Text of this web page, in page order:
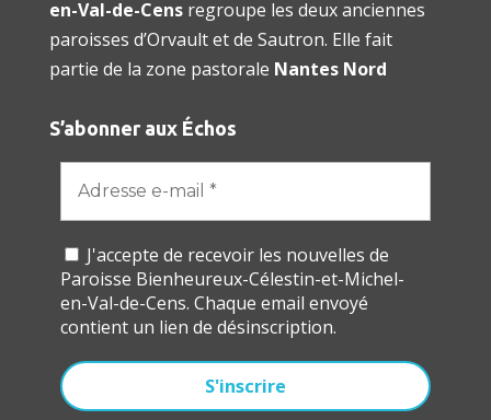
en-Val-de-Censregroupe les deux anciennes
paroisses d’Orvault et de Sautron. Elle fait
partie de la zone pastorale Nantes Nord
S’abonner aux Échos
J'accepte de recevoir les nouvelles de
Paroisse Bienheureux-Célestin-et-Michel-
en-Val-de-Cens. Chaque email envoyé
contient un lien de désinscription.